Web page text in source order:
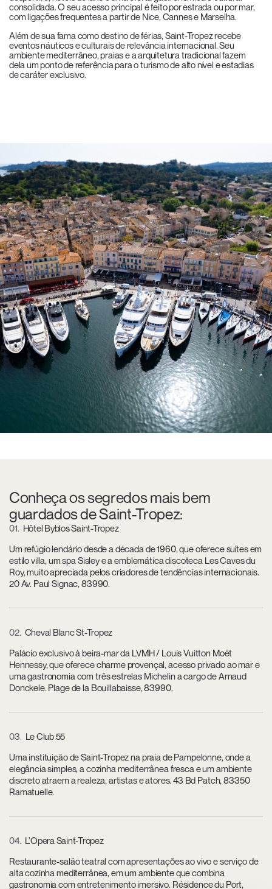
consolidada. O seu acesso principal é feito por estrada ou por mar,
com ligações frequentes a partir de Nice, Cannes e Marselha.
Além de sua fama como destino de férias, Saint-Tropez recebe
eventos náuticos e culturais de relevância internacional. Seu
ambiente mediterrâneo, praias e a arquitetura tradicional fazem
dela um ponto de referência para o turismo de alto nível e estadias
de caráter exclusivo.
Conheça os segredos mais bem
guardados de Saint-Tropez:
01
Hôtel Byblos Saint-Tropez
Um refúgio lendário desde a década de 1960, que oferece suítes em
estilo villa, um spa Sisley e a emblemática discoteca Les Caves du
Roy, muito apreciada pelos criadores de tendências internacionais.
20 Av. Paul Signac, 83990.
02 Cheval Blanc St-Tropez
Palácio exclusivo à beira-mar da LVMH / Louis Vuitton Moët
Hennessy, que oferece charme provençal, acesso privado ao mar e
uma gastronomia com três estrelas Michelin a cargo de Arnaud
Donckele. Plage de la Bouillabaisse, 83990.
03
Le Club 55
Uma instituição de Saint-Tropez na praia de Pampelonne, onde a
elegância simples, a cozinha mediterrânea fresca e um ambiente
discreto atraem a realeza, artistas e atores. 43 Bd Patch, 83350
Ramatuelle.
04 L’Opera Saint-Tropez
Restaurante-salão teatral com apresentações ao vivo e serviço de
alta cozinha mediterrânea, em um ambiente que combina
gastronomia com entretenimento imersivo. Résidence du Port,